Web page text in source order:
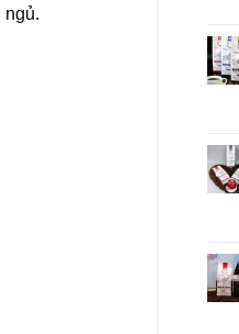
ngủ.